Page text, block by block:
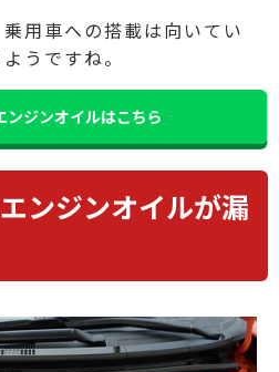
用車への搭載は向いてい
うですね。
ンジンオイルはこちら
ンジンオイルが漏